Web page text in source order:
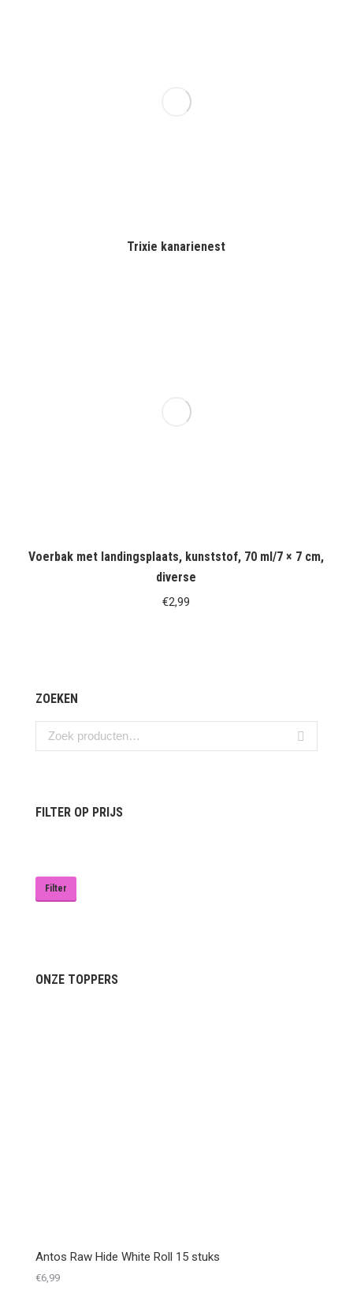
Trixie kanarienest
Voerbak met landingsplaats, kunststof, 70 ml/7 × 7 cm,
diverse
€2,99
ZOEKEN
FILTER OP PRIJS
Filter
ONZE TOPPERS
Antos Raw Hide White Roll 15 stuks
€6,99